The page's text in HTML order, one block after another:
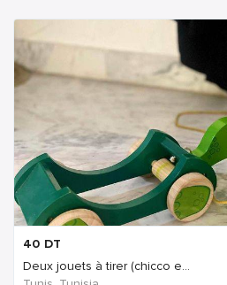
40 DT
Deux jouets à tirer (chicco e...